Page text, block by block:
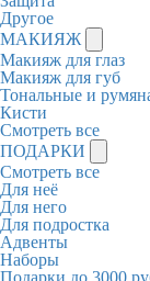
Другое
МАКИЯЖ
Макияж для глаз
Макияж для губ
Тональные и
Кисти
Смотреть все
ПОДАРКИ
Смотреть все
Для неё
Для него
Для подростка
Адвенты
Наборы